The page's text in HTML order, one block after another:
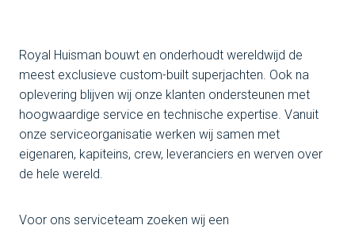
Royal Huisman bouwt en onderhoudt wereldwijd de
meest exclusieve custom-built superjachten. Ook na
oplevering blijven wij onze klanten ondersteunen met
hoogwaardige service en technische expertise. Vanuit
onze serviceorganisatie werken wij samen met
eigenaren, kapiteins, crew, leveranciers en werven over
de hele wereld.
Voor ons serviceteam zoeken wij een